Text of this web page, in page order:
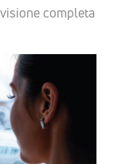
completa